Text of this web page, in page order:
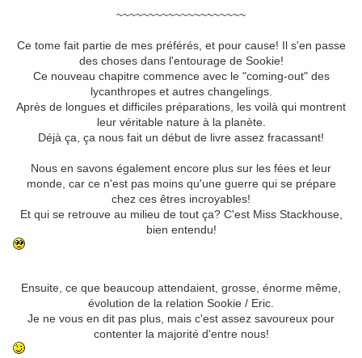
~~~~~~~~~~~~~~~~~~~~
Ce tome fait partie de mes préférés, et pour cause! Il s'en passe
des choses dans l'entourage de Sookie!
Ce nouveau chapitre commence avec le "coming-out" des
lycanthropes et autres changelings.
Après de longues et difficiles préparations, les voilà qui montrent
leur véritable nature à la planète.
Déjà ça, ça nous fait un début de livre assez fracassant!
Nous en savons également encore plus sur les fées et leur
monde, car ce n'est pas moins qu'une guerre qui se prépare
chez ces êtres incroyables!
Et qui se retrouve au milieu de tout ça? C'est Miss Stackhouse,
bien entendu!
Ensuite, ce que beaucoup attendaient, grosse, énorme même,
évolution de la relation Sookie / Eric.
Je ne vous en dit pas plus, mais c'est assez savoureux pour
contenter la majorité d'entre nous!